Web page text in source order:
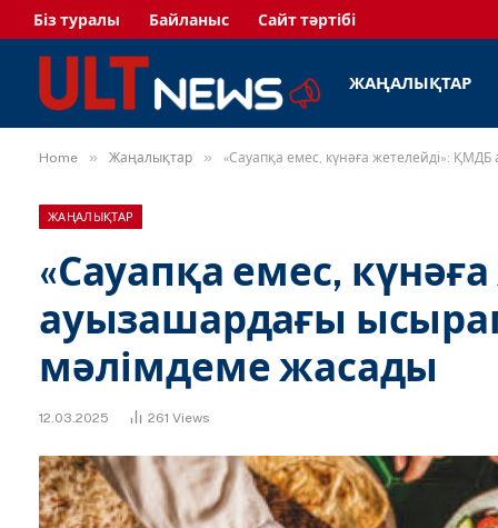
Біз туралы Байланыс Сайт тәртібі
ЖАҢАЛЫҚТАР
Home » Жаңалықтар » «Сауапқа емес, күнәға жетелейді»:
ЖАҢАЛЫҚТАР
«Сауапқа емес,
ауызашардағы
мәлімдеме жасады
12.03.2025 261 Views